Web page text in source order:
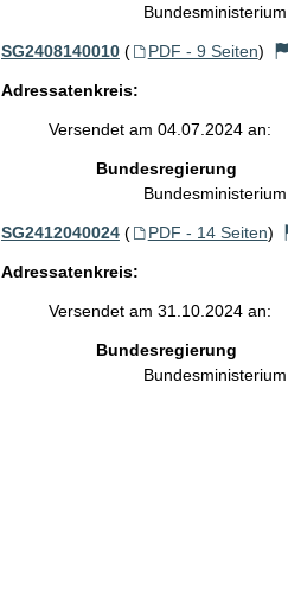
SG2408140010 ( PDF - 9 Seiten)
Adressatenkreis:
Versendet am 04.07.2024 an:
Bundesregierung
SG2412040024 ( PDF - 14 Seiten)
Adressatenkreis:
Versendet am 31.10.2024 an:
Bundesregierung